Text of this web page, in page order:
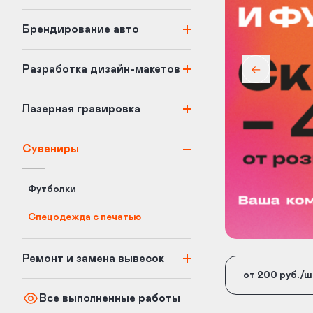
Брендирование авто
Разработка дизайн-макетов
Лазерная гравировка
Сувениры
Футболки
Спецодежда с печатью
Ремонт и замена вывесок
Все выполненные работы
от 200 руб./